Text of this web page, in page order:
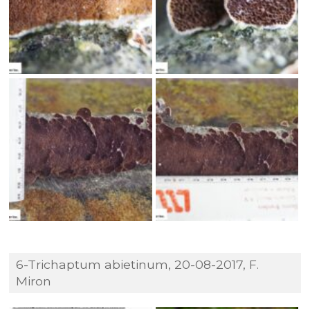
6-Trichaptum abietinum, 20-08-2017, F.
Miron